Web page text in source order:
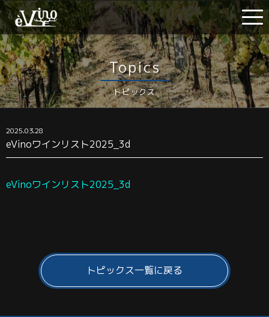
Topics
トピックス
2025.03.28
eVinoワインリスト2025_3d
eVinoワインリスト2025_3d
トピックス一覧に戻る